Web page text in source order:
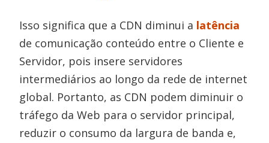
Isso significa que a CDN diminui a latência
de comunicação conteúdo entre o Cliente e
Servidor, pois insere servidores
intermediários ao longo da rede de internet
global. Portanto, as CDN podem diminuir o
tráfego da Web para o servidor principal,
reduzir o consumo da largura de banda e,